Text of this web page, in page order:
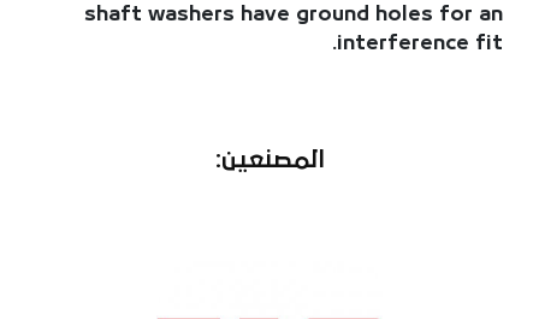
shaft washers have ground holes for an
interference fit.
المصنعين: